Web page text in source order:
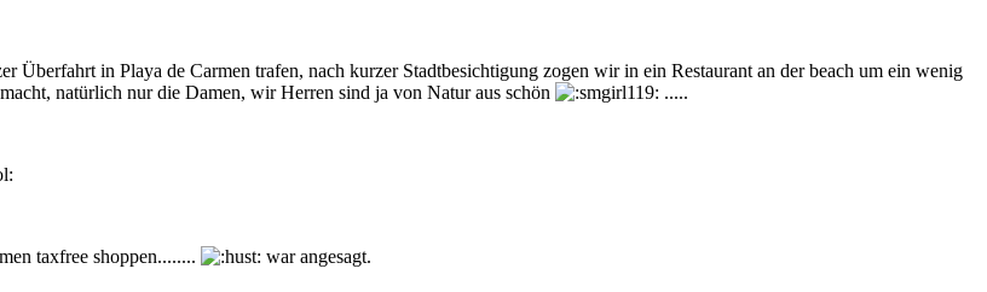
Überfahrt in Playa de Carmen trafen, nach kurzer Stadtbesichtigung zogen wir in ein Restaurant an der beach um ein wenig
natürlich nur die Damen, wir Herren sind ja von Natur aus schön .....
taxfree shoppen........ war angesagt.